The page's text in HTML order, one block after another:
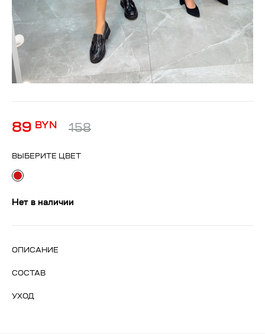
89 BYN 158
ВЫБЕРИТЕ ЦВЕТ
Нет в наличии
ОПИСАНИЕ
СОСТАВ
УХОД